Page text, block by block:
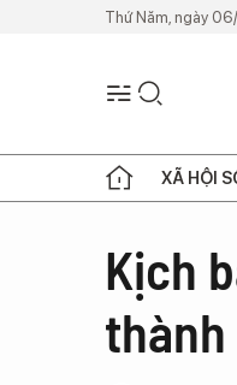
Thứ Năm, ngày
XÃ HỘI
Kịch